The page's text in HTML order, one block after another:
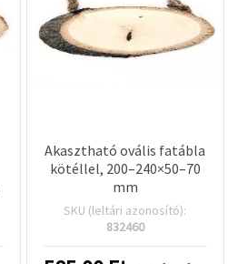
Akasztható ovális fatábla
kötéllel, 200–240×50–70
mm
SKU (leltári azonosító):
832460